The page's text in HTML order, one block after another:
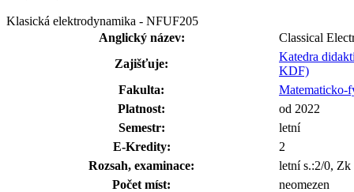
Klasická elektrodynamika - NFUF205
Anglický název:
Classical
Zajišťuje:
Katedra
KDF)
Fakulta:
Matematicko-
Platnost:
od 2022
Semestr:
letní
E-Kredity:
2
Rozsah, examinace:
letní s.:2/0, Zk
Počet míst:
neomezen